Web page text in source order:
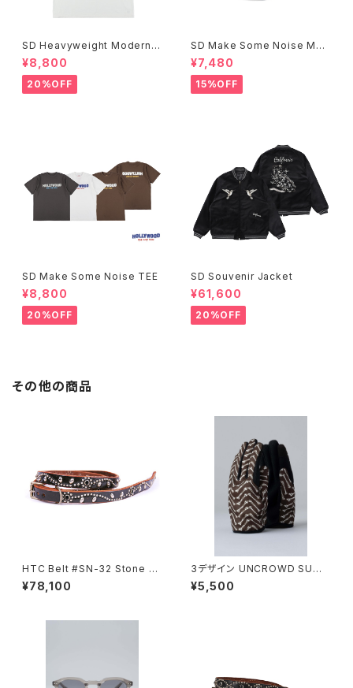
SD Heavyweight Modern T
wist Signs Logo T
¥8,800
20%OFF
SD Make Some Noise Mes
h Cap
¥7,480
15%OFF
SD Make Some Noise TEE
¥8,800
20%OFF
SD Souvenir Jacket
¥61,600
20%OFF
その他の商品
HTC Belt #SN-32 Stone 0.
75
¥78,100
3デザイン UNCROWD SUM
MER MESH GLOVE
¥5,500